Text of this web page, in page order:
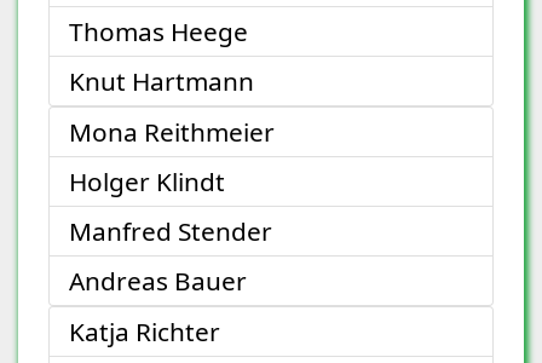
Thomas Heege
Knut Hartmann
Mona Reithmeier
Holger Klindt
Manfred Stender
Andreas Bauer
Katja Richter